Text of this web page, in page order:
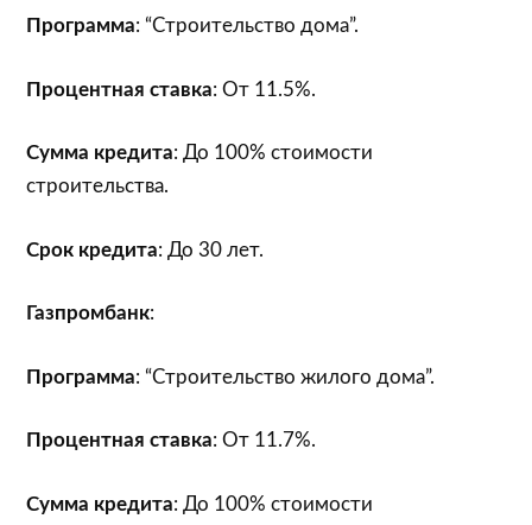
Программа: “Строительство дома”.
Процентная ставка: От 11.5%.
Сумма кредита: До 100% стоимости
строительства.
Срок кредита: До 30 лет.
Газпромбанк:
Программа: “Строительство жилого дома”.
Процентная ставка: От 11.7%.
Сумма кредита: До 100% стоимости